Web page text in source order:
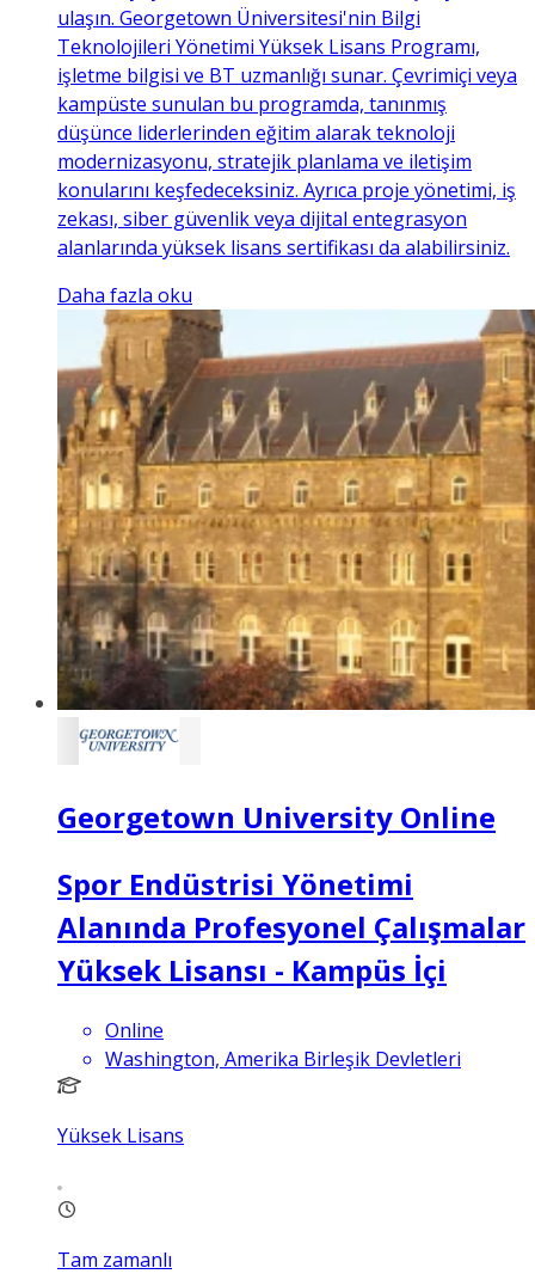
ulaşın. Georgetown Üniversitesi'nin Bilgi
Teknolojileri Yönetimi Yüksek Lisans Programı,
işletme bilgisi ve BT uzmanlığı sunar. Çevrimiçi veya
kampüste sunulan bu programda, tanınmış
düşünce liderlerinden eğitim alarak teknoloji
modernizasyonu, stratejik planlama ve iletişim
konularını keşfedeceksiniz. Ayrıca proje yönetimi, iş
zekası, siber güvenlik veya dijital entegrasyon
alanlarında yüksek lisans sertifikası da alabilirsiniz.
Daha fazla oku
Georgetown University Online
Spor Endüstrisi Yönetimi
Alanında Profesyonel Çalışmalar
Yüksek Lisansı - Kampüs İçi
Online
Washington, Amerika Birleşik Devletleri
Yüksek Lisans
Tam zamanlı